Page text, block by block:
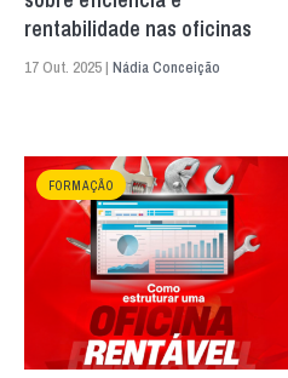
rentabilidade nas oficinas
17 Out. 2025 |Nádia Conceição
FORMAÇÃO